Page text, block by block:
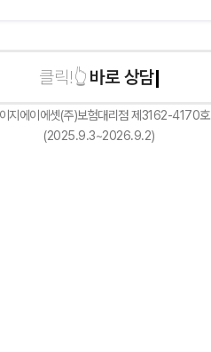
바로 상담신청하기
지에이에셋(주)보험대리점 제3162-4170호
(2025.9.3~2026.9.2)